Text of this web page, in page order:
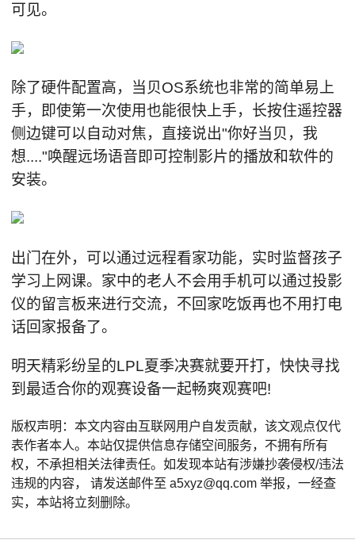
可见。
除了硬件配置高，当贝OS系统也非常的简单易上
手，即使第一次使用也能很快上手，长按住遥控器
侧边键可以自动对焦，直接说出"你好当贝，我
想...."唤醒远场语音即可控制影片的播放和软件的
安装。
出门在外，可以通过远程看家功能，实时监督孩子
学习上网课。家中的老人不会用手机可以通过投影
仪的留言板来进行交流，不回家吃饭再也不用打电
话回家报备了。
明天精彩纷呈的LPL夏季决赛就要开打，快快寻找
到最适合你的观赛设备一起畅爽观赛吧!
版权声明：本文内容由互联网用户自发贡献，该文观点仅代
表作者本人。本站仅提供信息存储空间服务，不拥有所有
权，不承担相关法律责任。如发现本站有涉嫌抄袭侵权/违法
违规的内容， 请发送邮件至 a5xyz@qq.com 举报，一经查
实，本站将立刻删除。